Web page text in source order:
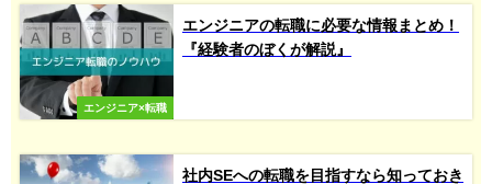
エンジニア×転職
エンジニアの転職に必要な情報まとめ！
『経験者のぼくが解説』
社内SEへの転職を目指すなら知っておき